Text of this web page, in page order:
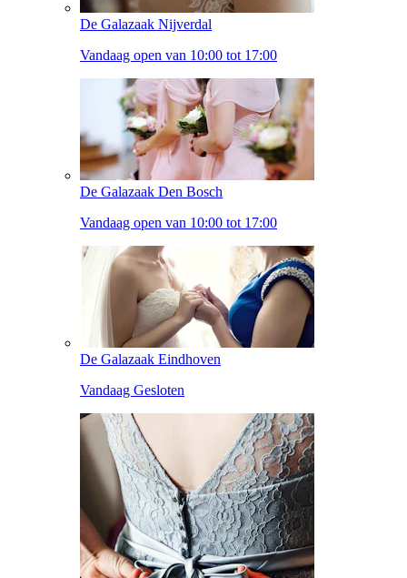
De Galazaak Nijverdal
Vandaag open van 10:00 tot 17:00
De Galazaak Den Bosch
Vandaag open van 10:00 tot 17:00
De Galazaak Eindhoven
Vandaag Gesloten